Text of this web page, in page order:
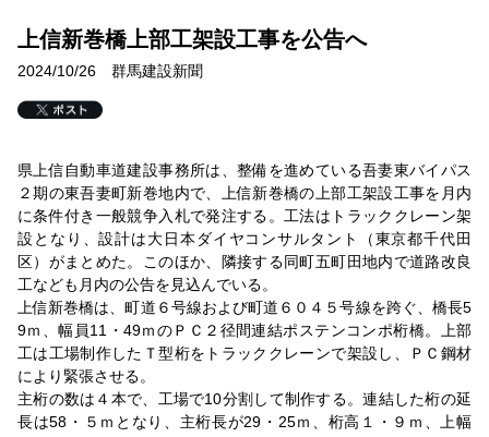
上信新巻橋上部工架設工事を公告へ
2024/10/26 群馬建設新聞
県上信自動車道建設事務所は、整備を進めている吾妻東バイパス
２期の東吾妻町新巻地内で、上信新巻橋の上部工架設工事を月内
に条件付き一般競争入札で発注する。工法はトラッククレーン架
設となり、設計は大日本ダイヤコンサルタント（東京都千代田
区）がまとめた。このほか、隣接する同町五町田地内で道路改良
工なども月内の公告を見込んでいる。
上信新巻橋は、町道６号線および町道６０４５号線を跨ぐ、橋長5
9ｍ、幅員11・49ｍのＰＣ２径間連結ポステンコンポ桁橋。上部
工は工場制作したＴ型桁をトラッククレーンで架設し、ＰＣ鋼材
により緊張させる。
主桁の数は４本で、工場で10分割して制作する。連結した桁の延
長は58・５ｍとなり、主桁長が29・25ｍ、桁高１・９ｍ、上幅